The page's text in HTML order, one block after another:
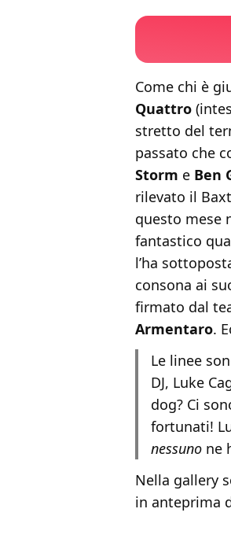
Come chi è
Quattro
stretto del
passato che
Storm e Ben
rilevato il
questo mese
fantastico
l’ha
consona ai
firmato dal
Armentaro.
Le linee
DJ, Luke
dog? Ci
fortunati!
nessuno ne
Nella gallery
in anteprima